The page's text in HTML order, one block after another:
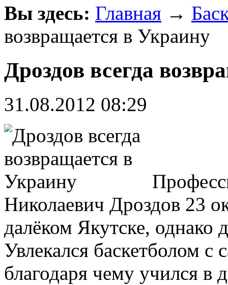
Вы здесь: Главная →
возвращается в Украину
Дроздов всегда
31.08.2012 08:29
Николаевич Дроздов 23
далёком Якутске, однако
Увлекался баскетболом с
благодаря чему учился в